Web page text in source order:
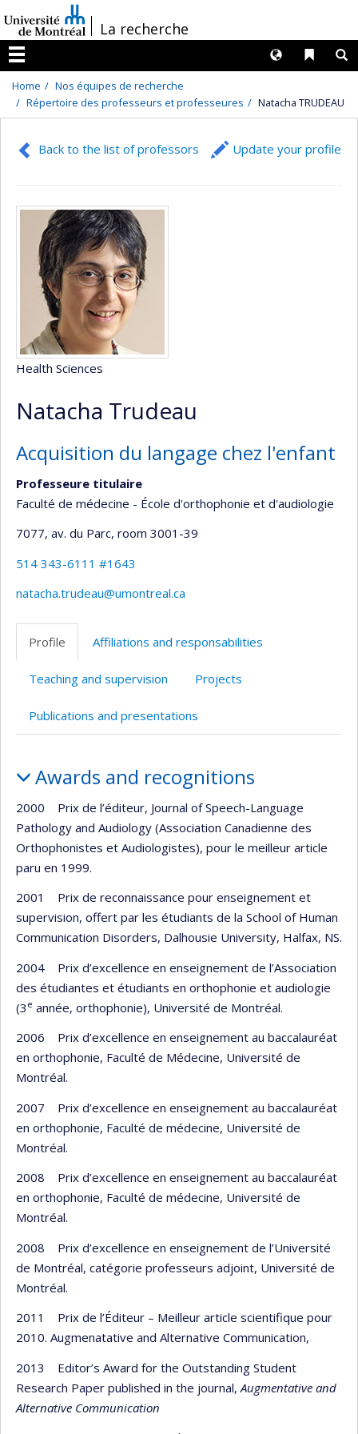
au
contenu
/La recherche
Menu
Liens
Langues
Home
Nos équipes de recherche
Répertoire des professeurs et professeures
Natacha TRUDEAU
Back to the list of professors Update your profile
Health Sciences
Natacha Trudeau
Acquisition du langage chez l'enfant
Professeure titulaire
Faculté de médecine - École d'orthophonie et d'audiologie
7077, av. du Parc, room 3001-39
514 343-6111 #1643
natacha.trudeau@umontreal.ca
Profile Affiliations and responsabilities
Teaching and supervision Projects
Publications and presentations
Awards and recognitions
2000 Prix de l’éditeur, Journal of Speech-Language
Pathology and Audiology (Association Canadienne des
Orthophonistes et Audiologistes), pour le meilleur article
paru en 1999.
2001 Prix de reconnaissance pour enseignement et
supervision, offert par les étudiants de la School of Human
Communication Disorders, Dalhousie University, Halfax, NS.
2004 Prix d’excellence en enseignement de l’Association
des étudiantes et étudiants en orthophonie et audiologie
(3 e année, orthophonie), Université de Montréal.
2006 Prix d’excellence en enseignement au baccalauréat
en orthophonie, Faculté de Médecine, Université de
Montréal.
2007 Prix d’excellence en enseignement au baccalauréat
en orthophonie, Faculté de médecine, Université de
Montréal.
2008 Prix d’excellence en enseignement au baccalauréat
en orthophonie, Faculté de médecine, Université de
Montréal.
2008 Prix d’excellence en enseignement de l’Université
de Montréal, catégorie professeurs adjoint, Université de
Montréal.
2011 Prix de l’Éditeur – Meilleur article scientifique pour
2010. Augmenatative and Alternative Communication,
2013 Editor’s Award for the Outstanding Student
Research Paper published in the journal, Augmentative and
Alternative Communication